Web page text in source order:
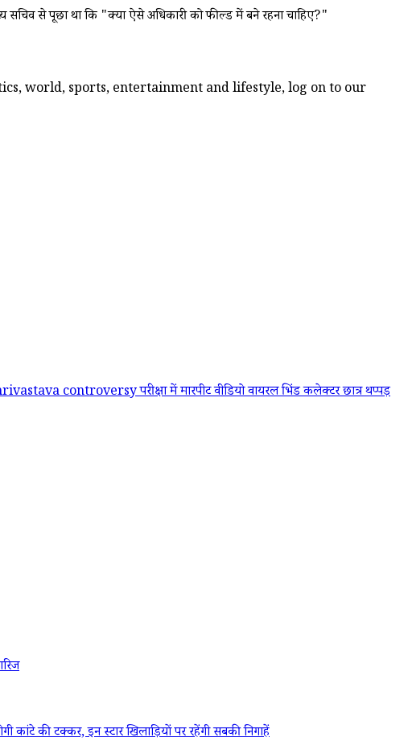
सचिव से पूछा था कि "क्या ऐसे अधिकारी को फील्ड में बने रहना चाहिए?"
world, sports, entertainment and lifestyle, log on to our
controversyपरीक्षा में मारपीट वीडियो वायरलभिंड कलेक्टर छात्र थप्पड़
टक्कर, इन स्टार खिलाड़ियों पर रहेंगी सबकी निगाहें